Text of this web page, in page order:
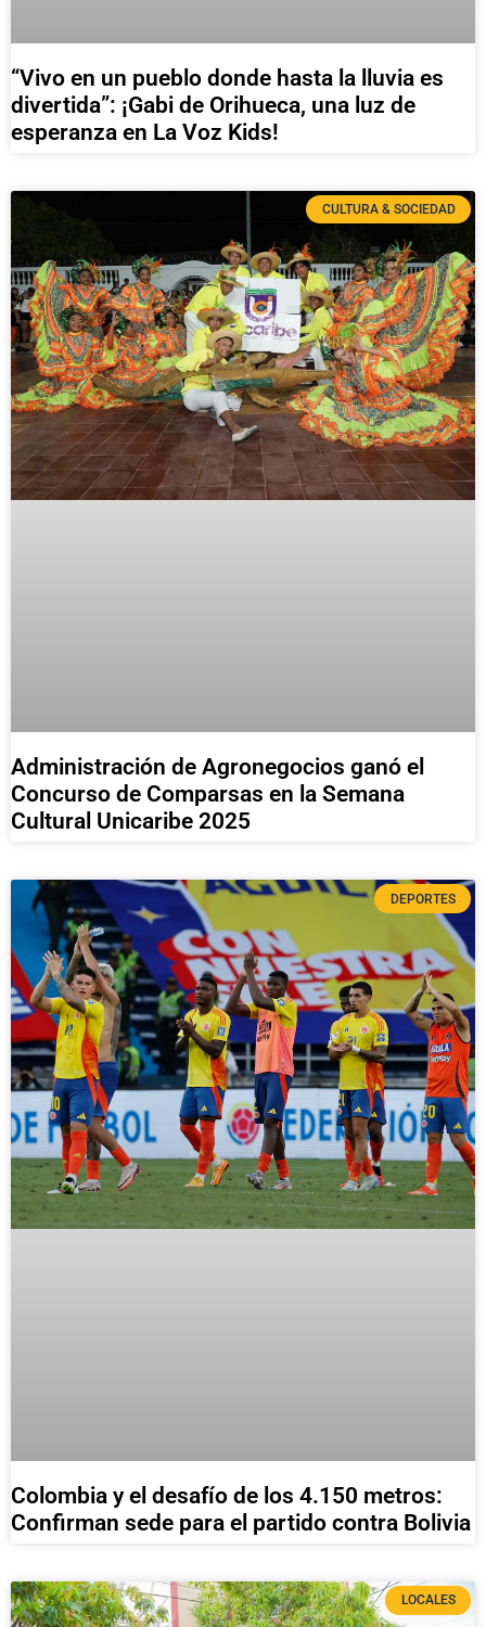
“Vivo en un pueblo donde hasta la lluvia es
divertida”: ¡Gabi de Orihueca, una luz de
esperanza en La Voz Kids!
CULTURA & SOCIEDAD
Administración de Agronegocios ganó el
Concurso de Comparsas en la Semana
Cultural Unicaribe 2025
DEPORTES
Colombia y el desafío de los 4.150 metros:
Confirman sede para el partido contra Bolivia
LOCALES